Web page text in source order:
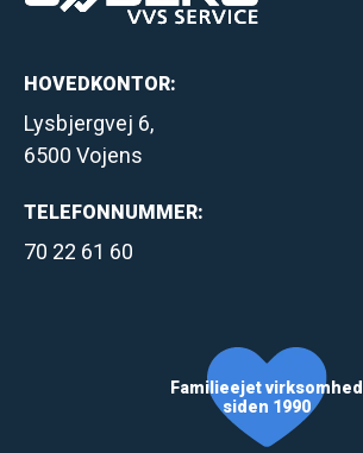
HOVEDKONTOR:
Lysbjergvej 6,
6500 Vojens
TELEFONNUMMER:
70 22 61 60
Familieejet virksomhed
siden 1990